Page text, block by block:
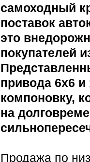
самоходный
поставок
это
покупателей
привода 6х6
компоновку,
на
Продажа по